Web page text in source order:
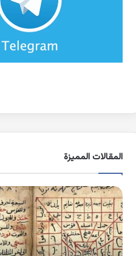
المقالات المميزة
اسماء
الجن
في
كتاب
شمس